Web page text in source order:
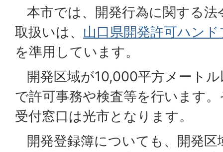
本市では、開発行為に関する法
取扱いは、 山口県開発許可ハン
を準用しています。
開発区域が10,000平方メート
で許可事務や検査等を行います
受付窓口は光市となります。
開発登録簿についても、開発